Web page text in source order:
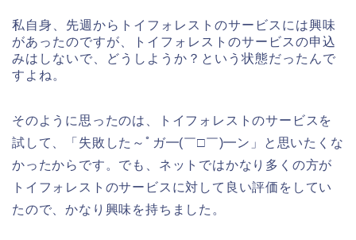
私自身、先週からトイフォレストのサービスには興味
があったのですが、トイフォレストのサービスの申込
みはしないで、どうしようか？という状態だったんで
すよね。
そのように思ったのは、トイフォレストのサービスを
試して、「失敗した～ﾟガ━(￣□￣)━ン」と思いたくな
かったからです。でも、ネットではかなり多くの方が
トイフォレストのサービスに対して良い評価をしてい
たので、かなり興味を持ちました。